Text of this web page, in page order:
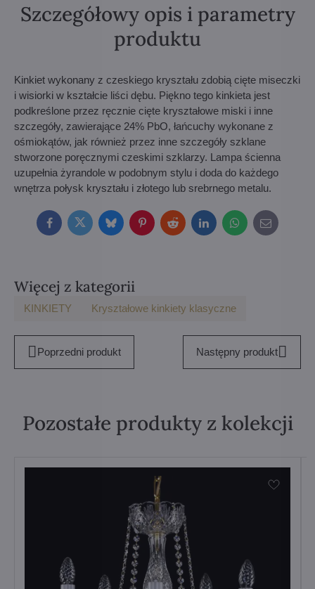
Szczegółowy opis i parametry
produktu
Kinkiet wykonany z czeskiego kryształu zdobią cięte miseczki
i wisiorki w kształcie liści dębu. Piękno tego kinkieta jest
podkreślone przez ręcznie cięte kryształowe miski i inne
szczegóły, zawierające 24% PbO, łańcuchy wykonane z
ośmiokątów, jak również przez inne szczegóły szklane
stworzone poręcznymi czeskimi szklarzy. Lampa ścienna
uzupełnia żyrandole w podobnym stylu i doda do każdego
wnętrza połysk kryształu i złotego lub srebrnego metalu.
FacebookTwitterBlueskyPinterestRedditLinkedInWhatsApp
E-
mail
Więcej z kategorii
KINKIETY Kryształowe kinkiety klasyczne
Poprzedni produkt Następny produkt
Pozostałe produkty z kolekcji